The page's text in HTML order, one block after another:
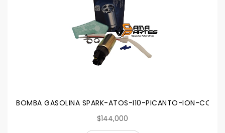
BOMBA GASOLINA SPARK-ATOS-I10-PICANTO-ION-
$144,000